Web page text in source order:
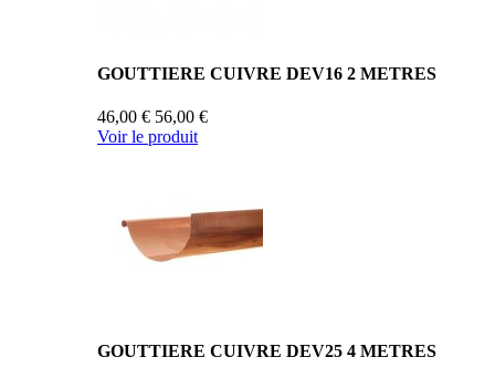
GOUTTIERE CUIVRE DEV16 2 METRES
46,00 € 56,00 €
Voir le produit
GOUTTIERE CUIVRE DEV25 4 METRES